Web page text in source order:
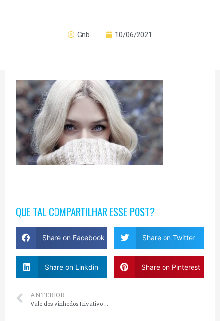
Gnb 10/06/2021
QUE TAL COMPARTILHAR ESSE POST?
Share on Facebook Share on Twitter
Share on Linkdin Share on Pinterest
ANTERIOR
Vale dos Vinhedos Privativo saindo de Gramado